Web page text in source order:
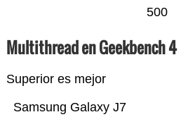
500
Multithread en Geekbench 4
Superior es mejor
Samsung Galaxy J7